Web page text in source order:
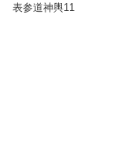
表参道神輿11